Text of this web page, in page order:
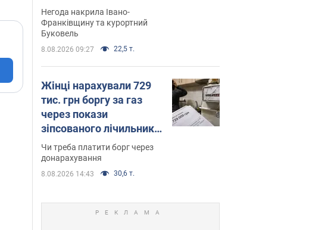
перетворились на
річки. Відео
Негода накрила Івано-
Франківщину та курортний
Буковель
8.08.2026 09:27 22,5 т.
Жінці нарахували 729
тис. грн боргу за газ
через покази
зіпсованого лічильника:
суддя ухвалив
неочікуване рішення
Чи треба платити борг через
донарахування
8.08.2026 14:43 30,6 т.